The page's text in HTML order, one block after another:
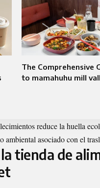
The Comprehensive
to mamahuhu mill
reduce la huella
ambiental asociado con el
tienda de